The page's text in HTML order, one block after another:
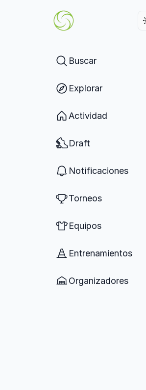
Buscar
Explorar
Actividad
Draft
Notificaciones
Torneos
Equipos
Entrenamientos
Organizadores